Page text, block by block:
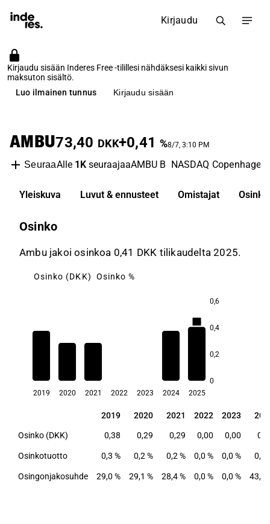
Kirjaudu
Kirjaudu sisään Inderes Free -tilillesi nähdäksesi kaikki sivun
maksuton sisältö.
Luo ilmainen tunnus
Kirjaudu sisään
AMBU73,40 DKK+0,41 %8/7, 3:10 PM
SeuraaAlle 1KseuraajaaAMBU B NASDAQ Copenhagen
Yleiskuva Luvut & ennusteet Omistajat Osinko
Osinko
Ambu jakoi osinkoa 0,41 DKK tilikaudelta 2025.
Osinko (DKK) Osinko %
0,6
0,4
0,2
0
0,4
2019 2020 2021 2022 2023 2024 2025
2019 2020 2021 2022 2023
2019 2020 2021 2022 2023
Osinko (DKK) 0,38 0,29 0,29 0,00 0,00
Osinkotuotto 0,3 % 0,2 % 0,2 % 0,0 % 0,0 % 0,3
Osingonjakosuhde 29,0 % 29,1 % 28,4 % 0,0 % 0,0 % 43,2